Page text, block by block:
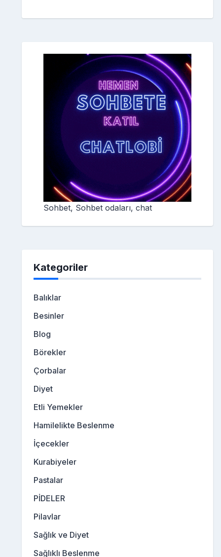
Sohbet, Sohbet odaları, chat
Kategoriler
Balıklar
Besinler
Blog
Börekler
Çorbalar
Diyet
Etli Yemekler
Hamilelikte Beslenme
İçecekler
Kurabiyeler
Pastalar
PİDELER
Pilavlar
Sağlık ve Diyet
Sağlıklı Beslenme